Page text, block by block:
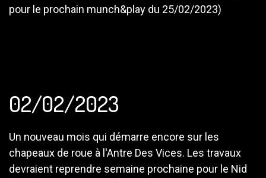
pour le prochain munch&play du 25/02/2023)
02/02/2023
Un nouveau mois qui démarre encore sur les
chapeaux de roue à l'Antre Des Vices. Les travaux
devraient reprendre semaine prochaine pour le Nid